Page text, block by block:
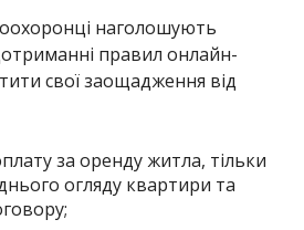
наголошують
правил онлайн-
свої заощадження від
за оренду житла, тільки
огляду квартири та